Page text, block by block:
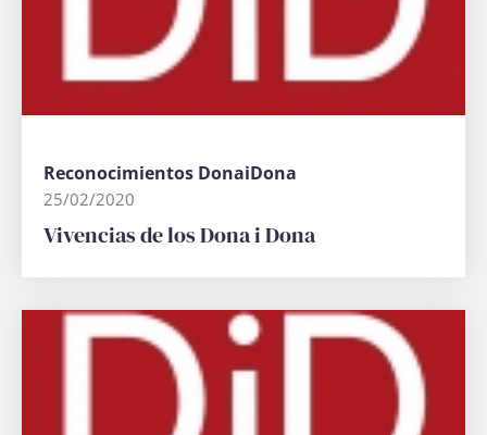
25/02/2020
Vivencias de los Dona i Dona
Reconocimientos DonaiDona